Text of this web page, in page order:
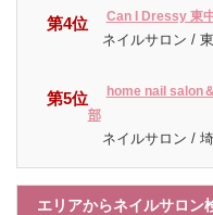
第4位 Can I Dressy 東
ネイルサロン /
第5位
home nail salon
部
ネイルサロン /
エリアからネイルサロン